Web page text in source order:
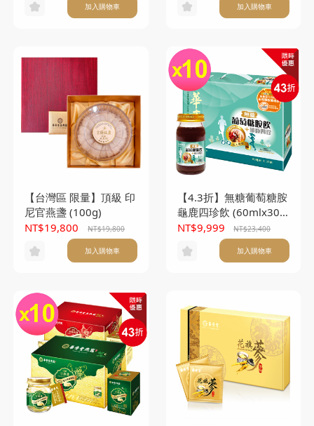
加入購物車 加入購物車
【台灣區 限量】頂級 印
尼官燕盞 (100g)
NT$19,800
NT$19,800
加入購物車
【4.3折】無糖葡萄糖胺
龜鹿四珍飲 (60mlx30
入)*10盒
NT$9,999 NT$23,400
加入購物車